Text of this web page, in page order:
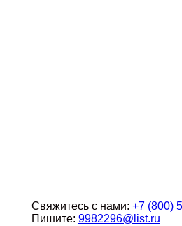
Свяжитесь с нами: +7 (800)
Пишите: 9982296@list.ru